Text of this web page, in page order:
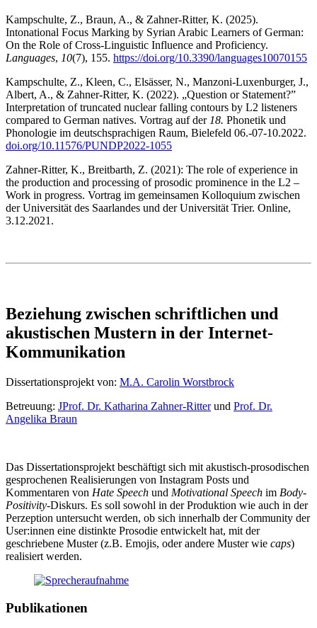
Kampschulte, Z., Braun, A., & Zahner-Ritter, K. (2025).
Intonational Focus Marking by Syrian Arabic Learners of German:
On the Role of Cross-Linguistic Influence and Proficiency.
Languages, 10(7), 155. https://doi.org/10.3390/languages10070155
Kampschulte, Z., Kleen, C., Elsässer, N., Manzoni-Luxenburger, J.,
Albert, A., & Zahner-Ritter, K. (2022). „Question or Statement?”
Interpretation of truncated nuclear falling contours by L2 listeners
compared to German natives. Vortrag auf der 18. Phonetik und
Phonologie im deutschsprachigen Raum, Bielefeld 06.-07-10.2022.
doi.org/10.11576/PUNDP2022-1055
Zahner-Ritter, K., Breitbarth, Z. (2021): The role of experience in
the production and processing of prosodic prominence in the L2 –
Work in progress. Vortrag im gemeinsamen Kolloquium zwischen
der Universität des Saarlandes und der Universität Trier. Online,
3.12.2021.
Beziehung zwischen schriftlichen und
akustischen Mustern in der Internet-
Kommunikation
Dissertationsprojekt von: M.A. Carolin Worstbrock
Betreuung: JProf. Dr. Katharina Zahner-Ritterund Prof. Dr.
Angelika Braun
Das Dissertationsprojekt beschäftigt sich mit akustisch-prosodischen
gesprochenen Realisierungen von Instagram Posts und
Kommentaren von Hate Speech und Motivational Speech im Body-
Positivity-Diskurs. Es soll sowohl in der Produktion wie auch in der
Perzeption untersucht werden, ob sich innerhalb der Community der
User:innen eine distinkte Prosodie entwickelt hat, mit der
geschriebene Muster (z.B. Emojis, oder andere Muster wie caps)
realisiert werden.
Publikationen